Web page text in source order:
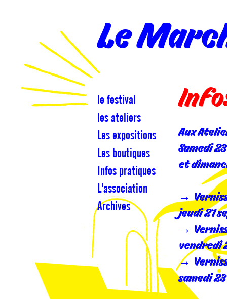
Le
le festival
les ateliers
Les expositions
Les boutiques
Infos pratiques
L'association
Archives
Aux
Samedi
et
→
jeudi 21
→
vendredi
→
samedi